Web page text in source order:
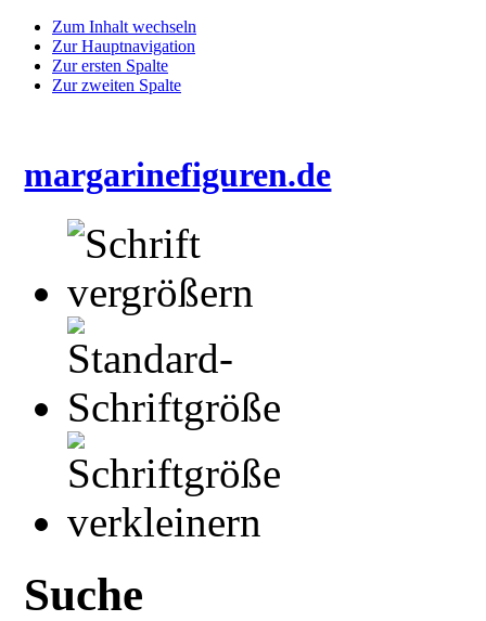
Zum Inhalt wechseln
Zur Hauptnavigation
Zur ersten Spalte
Zur zweiten Spalte
margarinefiguren.de
Suche